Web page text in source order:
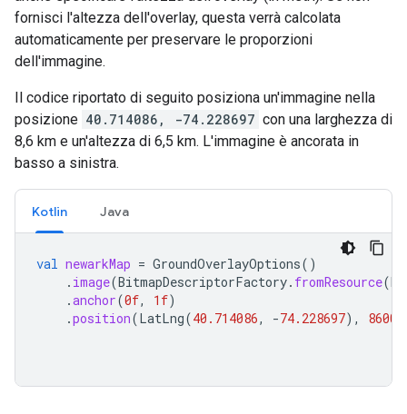
fornisci l'altezza dell'overlay, questa verrà calcolata
automaticamente per preservare le proporzioni
dell'immagine.
Il codice riportato di seguito posiziona un'immagine nella
posizione 40.714086, -74.228697 con una larghezza di
8,6 km e un'altezza di 6,5 km. L'immagine è ancorata in
basso a sinistra.
Kotlin Java
val newarkMap = GroundOverlayOptions()
. image(BitmapDescriptorFactory. fromResource(R
.anchor(0f, 1f)
.position(LatLng(40.714086, -74.228697), 8600f